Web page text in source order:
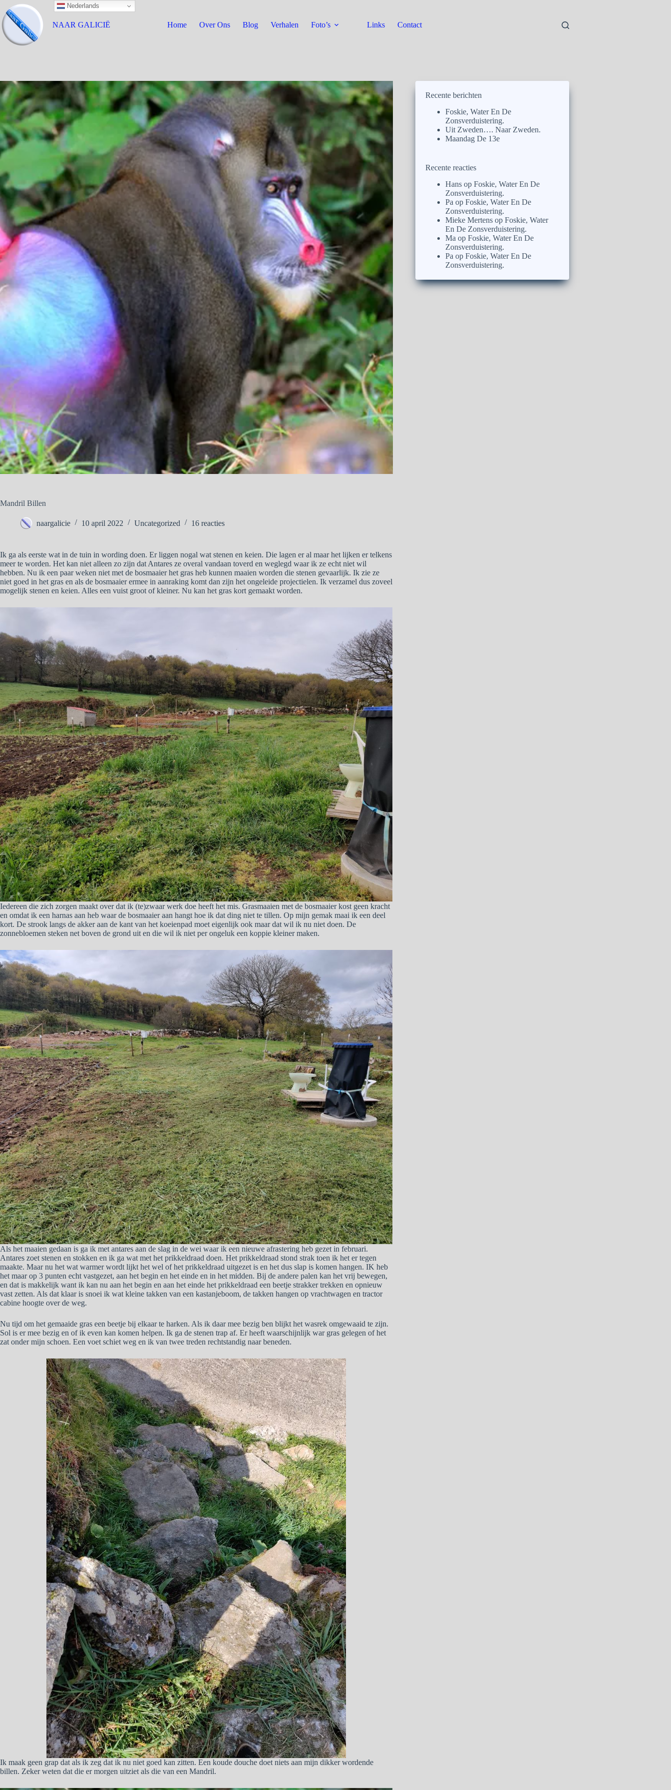
NAAR GALICIË Home Over Ons Blog Verhalen Foto’s Links Contact
Mandril Billen
naargalicie 10 april 2022 Uncategorized 16 reacties
Ik ga als eerste wat in de tuin in wording doen. Er liggen nogal wat stenen en keien. Die lagen er al maar het lijken er telkens
meer te worden. Het kan niet alleen zo zijn dat Antares ze overal vandaan toverd en weglegd waar ik ze echt niet wil
hebben. Nu ik een paar weken niet met de bosmaaier het gras heb kunnen maaien worden die stenen gevaarlijk. Ik zie ze
niet goed in het gras en als de bosmaaier ermee in aanraking komt dan zijn het ongeleide projectielen. Ik verzamel dus zoveel
mogelijk stenen en keien. Alles een vuist groot of kleiner. Nu kan het gras kort gemaakt worden.
Iedereen die zich zorgen maakt over dat ik (te)zwaar werk doe heeft het mis. Grasmaaien met de bosmaaier kost geen kracht
en omdat ik een harnas aan heb waar de bosmaaier aan hangt hoe ik dat ding niet te tillen. Op mijn gemak maai ik een deel
kort. De strook langs de akker aan de kant van het koeienpad moet eigenlijk ook maar dat wil ik nu niet doen. De
zonnebloemen steken net boven de grond uit en die wil ik niet per ongeluk een koppie kleiner maken.
Als het maaien gedaan is ga ik met antares aan de slag in de wei waar ik een nieuwe afrastering heb gezet in februari.
Antares zoet stenen en stokken en ik ga wat met het prikkeldraad doen. Het prikkeldraad stond strak toen ik het er tegen
maakte. Maar nu het wat warmer wordt lijkt het wel of het prikkeldraad uitgezet is en het dus slap is komen hangen. IK heb
het maar op 3 punten echt vastgezet, aan het begin en het einde en in het midden. Bij de andere palen kan het vrij bewegen,
en dat is makkelijk want ik kan nu aan het begin en aan het einde het prikkeldraad een beetje strakker trekken en opnieuw
vast zetten. Als dat klaar is snoei ik wat kleine takken van een kastanjeboom, de takken hangen op vrachtwagen en tractor
cabine hoogte over de weg.
Nu tijd om het gemaaide gras een beetje bij elkaar te harken. Als ik daar mee bezig ben blijkt het wasrek omgewaaid te zijn.
Sol is er mee bezig en of ik even kan komen helpen. Ik ga de stenen trap af. Er heeft waarschijnlijk war gras gelegen of het
zat onder mijn schoen. Een voet schiet weg en ik van twee treden rechtstandig naar beneden.
Ik maak geen grap dat als ik zeg dat ik nu niet goed kan zitten. Een koude douche doet niets aan mijn dikker wordende
billen. Zeker weten dat die er morgen uitziet als die van een Mandril.
Recente berichten
Foskie, Water En De
Zonsverduistering.
Uit Zweden…. Naar Zweden.
Maandag De 13e
Recente reacties
Hans opFoskie, Water En De
Zonsverduistering.
Pa opFoskie, Water En De
Zonsverduistering.
Mieke Mertens opFoskie, Water
En De Zonsverduistering.
Ma opFoskie, Water En De
Zonsverduistering.
Pa opFoskie, Water En De
Zonsverduistering.
Nederlands